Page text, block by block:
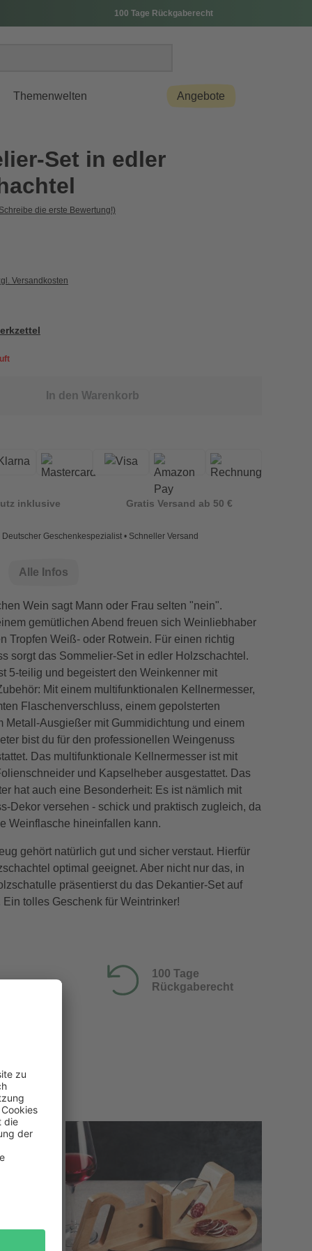
100 Tage Rückgaberecht
Themenwelten Angebote
Set in edler
die erste Bewertung!)
Versandkosten
In den Warenkorb
inklusive Gratis Versand ab 50 €
Deutscher Geschenkespezialist • Schneller Versand
Alle Infos
Wein sagt Mann oder Frau selten "nein".
gemütlichen Abend freuen sich Weinliebhaber
Tropfen Weiß- oder Rotwein. Für einen richtig
sorgt das Sommelier-Set in edler Holzschachtel.
5-teilig und begeistert den Weinkenner mit
Mit einem multifunktionalen Kellnermesser,
Flaschenverschluss, einem gepolsterten
Metall-Ausgießer mit Gummidichtung und einem
bist du für den professionellen Weingenuss
Das multifunktionale Kellnermesser ist mit
und Kapselheber ausgestattet. Das
hat auch eine Besonderheit: Es ist nämlich mit
Dekor versehen - schick und praktisch zugleich, da
Weinflasche hineinfallen kann.
gehört natürlich gut und sicher verstaut. Hierfür
optimal geeignet. Aber nicht nur das, in
präsentierst du das Dekantier-Set auf
tolles Geschenk für Weintrinker!
100 Tage
Rückgaberecht